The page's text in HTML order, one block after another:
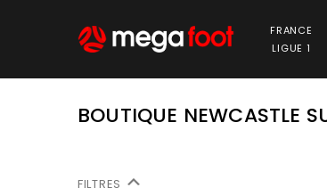
FRANCE
LIGUE 1
BOUTIQUE NEWCASTLE
FILTRES